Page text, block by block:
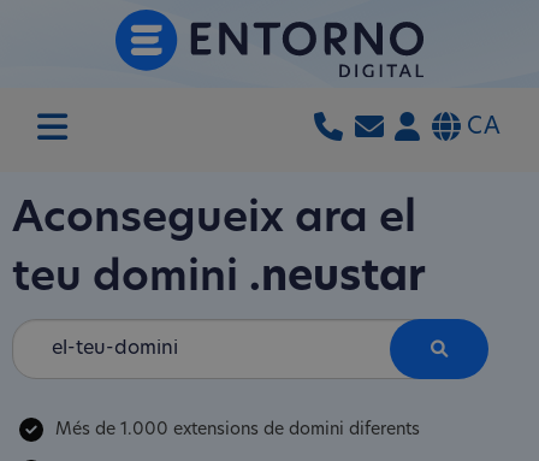
CA
Aconsegueix ara el
teu domini .neustar
Més de 1.000 extensions de domini diferents